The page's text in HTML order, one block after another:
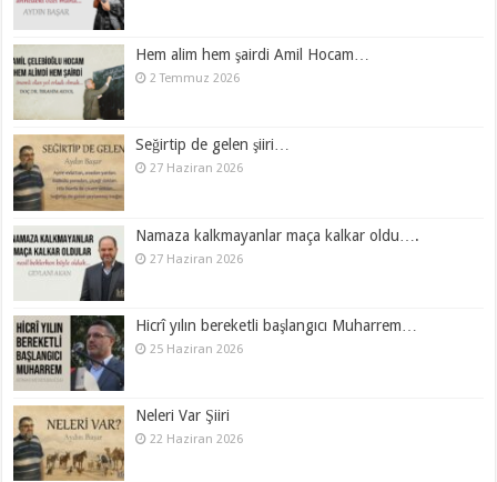
Hem alim hem şairdi Amil Hocam…
2 Temmuz 2026
Seğirtip de gelen şiiri…
27 Haziran 2026
Namaza kalkmayanlar maça kalkar oldu….
27 Haziran 2026
Hicrî yılın bereketli başlangıcı Muharrem…
25 Haziran 2026
Neleri Var Şiiri
22 Haziran 2026